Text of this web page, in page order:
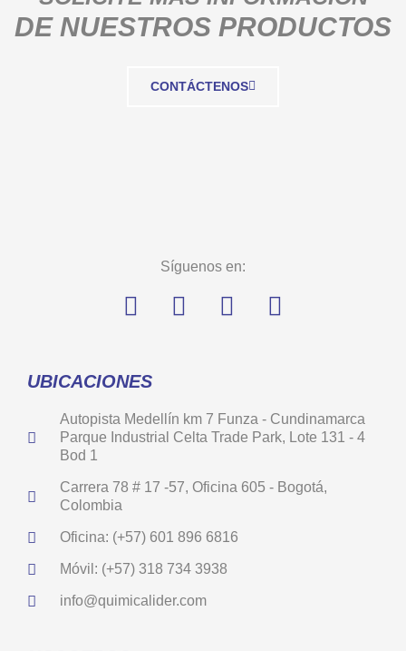
DE NUESTROS PRODUCTOS
CONTÁCTENOS
Síguenos en:
UBICACIONES
Autopista Medellín km 7 Funza - Cundinamarca
Parque Industrial Celta Trade Park, Lote 131 - 4
Bod 1
Carrera 78 # 17 -57, Oficina 605 - Bogotá,
Colombia
Oficina: (+57) 601 896 6816
Móvil: (+57) 318 734 3938
info@quimicalider.com